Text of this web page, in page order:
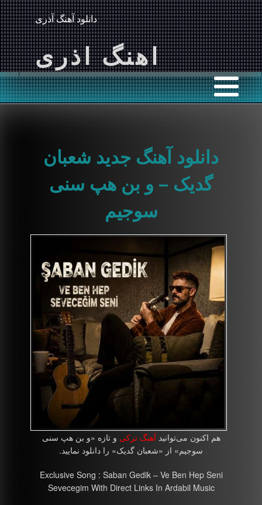
دانلود آهنگ آذری
اهنگ اذری
دانلود آهنگ جدید شعبان
گدیک – و بن هپ سنی
سوجیم
هم اکنون می‌توانیدآهنگ ترکی و تازه «و بن هپ سنی
سوجیم» از «شعبان گدیک» را دانلود نمایید.
Exclusive Song : Saban Gedik – Ve Ben Hep Seni
Sevecegim With Direct Links In Ardabil Music